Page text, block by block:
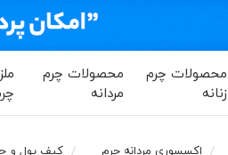
محصولات چرم
زنانه
محصولات چرم
مردانه
اکسسوری مردانه چرم کیف پول و